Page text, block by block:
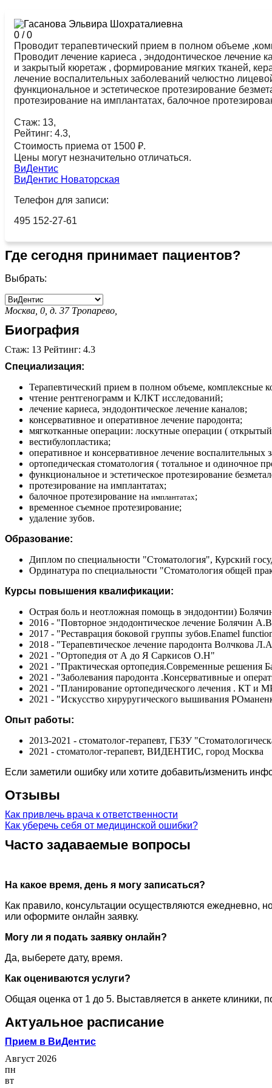
0 /0
Проводит терапевтический прием в полном объеме
Проводит лечение кариеса , эндодонтическое лечение
и закрытый кюретаж , формирование мягких тканей,
лечение воспалительных заболеваний челюстно
функциональное и эстетическое протезирование
протезирование на имплантатах, балочное
Стаж: 13,
Рейтинг: 4.3,
Стоимость приема от 1500 ₽.
Цены могут незначительно отличаться.
ВиДентис
ВиДентис Новаторская
Телефон для записи:
495 152-27-61
Где сегодня принимает пациентов?
Выбрать:
Москва, 0, д. 37 Тропарево,
Биография
Стаж: 13 Рейтинг: 4.3
Специализация:
Терапевтический прием в полном объеме, комплексные
чтение рентгенограмм и КЛКТ исследований;
лечение кариеса, эндодонтическое лечение каналов;
консервативное и оперативное лечение пародонта;
мягкотканные операции: лоскутные операции (
вестибулопластика;
оперативное и консервативное лечение
ортопедическая стоматология ( тотальное и одиночное
функциональное и эстетическое протезирование
протезирование на имплантатах;
балочное протезирование на имплантатах;
временное съемное протезирование;
удаление зубов.
Образование:
Диплом по специальности "Стоматология", Курский
Ординатура по специальности "Стоматология общей
Курсы повышения квалификации:
Острая боль и неотложная помощь в эндодонтии)
2016 - "Повторное эндодонтическое лечение Болячин
2017 - "Реставрация боковой группы зубов.Enamel
2018 - "Терапевтическое лечение пародонта Волчкова
2021 - "Ортопедия от А до Я Саркисов О.Н"
2021 - "Практическая ортопедия.Современные решения
2021 - "Заболевания пародонта .Консервативные и
2021 - "Планирование ортопедического лечения . КТ и
2021 - "Искусство хируругического вышивания
Опыт работы:
2013-2021 - стоматолог-терапевт, ГБЗУ
2021 - стоматолог-терапевт, ВИДЕНТИС, город Москва
Если заметили ошибку или хотите добавить/изменить
Отзывы
Как привлечь врача к ответственности
Как уберечь себя от медицинской ошибки?
Часто задаваемые вопросы
На какое время, день я могу записаться?
Как правило, консультации осуществляются ежедневно,
или оформите онлайн заявку.
Могу ли я подать заявку онлайн?
Да, выберете дату, время.
Как оцениваются услуги?
Общая оценка от 1 до 5. Выставляется в анкете клиники,
Актуальное расписание
Прием в ВиДентис
Август 2026
пн
вт